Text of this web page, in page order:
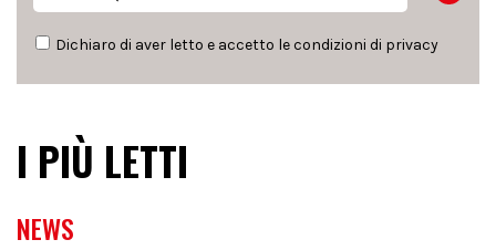
Dichiaro di aver letto e accetto le condizioni di privacy
I PIÙ LETTI
NEWS